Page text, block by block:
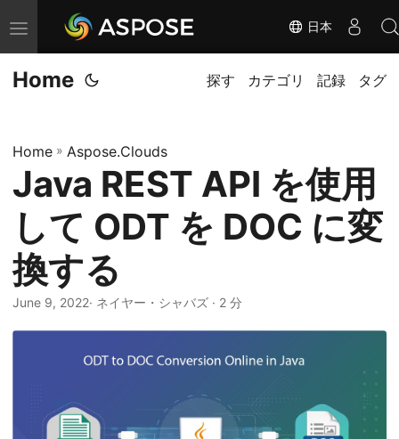
ナ
ビ
ゲ
ョ
切
り
替
え
日本
Home 探す カテゴリ 記録 タグ
Home » Aspose.Clouds
Java REST API を使用
して ODT を DOC に変
換する
June 9, 2022· ネイヤー・シャバズ · 2 分